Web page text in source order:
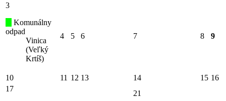
3
Komunálny
odpad
Vinica
(Veľký
Krtíš)
4 5 6 7 8 9
10 11 12 13 14 15 16
17
21